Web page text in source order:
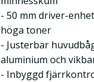
- 50 mm driver-
höga toner
- Justerbar
aluminium och
- Inbyggd